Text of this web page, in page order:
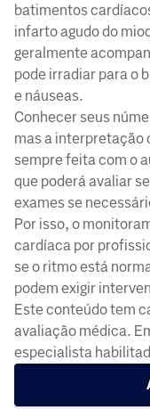
batimentos
infarto agudo do
geralmente
pode irradiar para o
e náuseas.
Conhecer seus
mas a interpretação
sempre feita com o
que poderá avaliar
exames se
Por isso, o
cardíaca por
se o ritmo está
podem exigir
Este conteúdo tem
avaliação médica.
especialista